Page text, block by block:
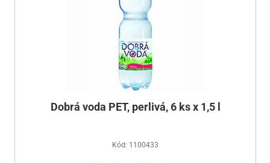
Dobrá voda PET, perlivá, 6 ks x 1,5 l
Kód: 1100433